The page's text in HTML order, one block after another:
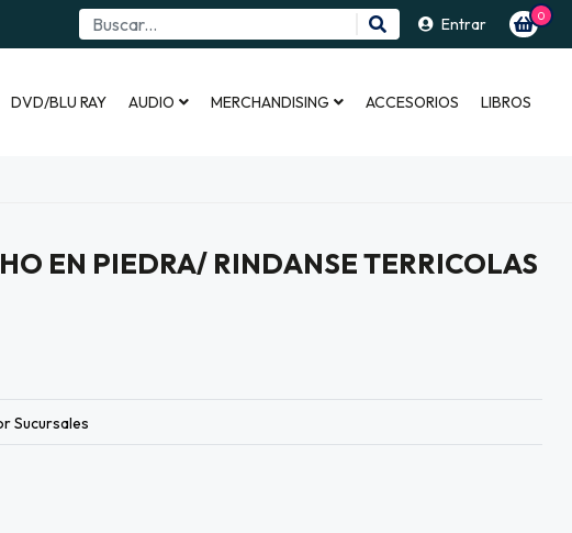
Entrar 0
DVD/BLU RAY AUDIO MERCHANDISING ACCESORIOS LIBROS
EN PIEDRA/ RINDANSE TERRICOLAS
Sucursales